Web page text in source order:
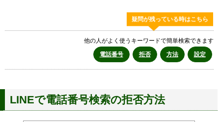
疑問が残っている時はこちら
他の人がよく使うキーワードで簡単検索できます
電話番号
拒否 方法 設定
LINEで電話番号検索の拒否方法